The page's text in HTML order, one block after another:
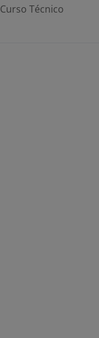
Curso Técnico